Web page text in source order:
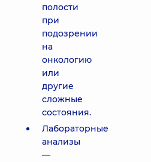
полости
при
подозрении
на
онкологию
или
другие
сложные
состояния.
Лабораторные
анализы
—